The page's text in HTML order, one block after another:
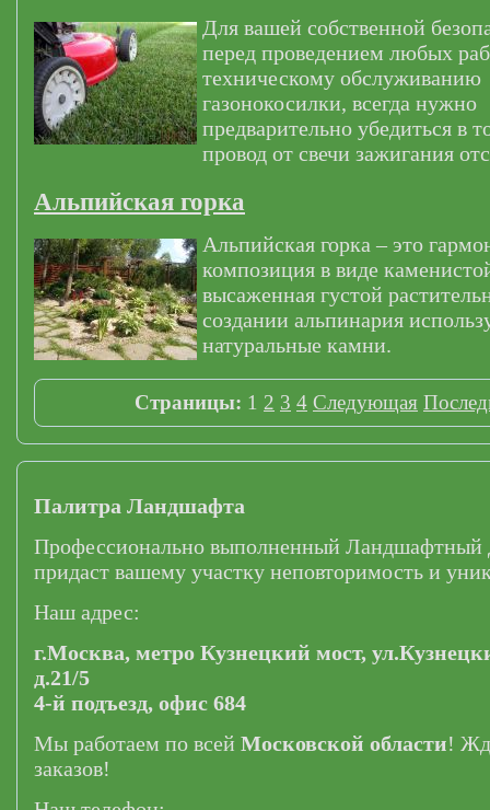
Для вашей собственной
перед проведением любых
техническому обслуживанию
газонокосилки, всегда нужно
предварительно убедиться в
провод от свечи зажигания
Альпийская горка
Альпийская горка – это
композиция в виде
высаженная густой
создании альпинария
натуральные камни.
Страницы: 1 2 3 4 Следующая
Палитра Ландшафта
Профессионально выполненный Ландшафтный
придаст вашему участку неповторимость и
Наш адрес:
г.Москва, метро Кузнецкий мост,
д.21/5
4-й подъезд, офис 684
Мы работаем по всей Московской области!
заказов!